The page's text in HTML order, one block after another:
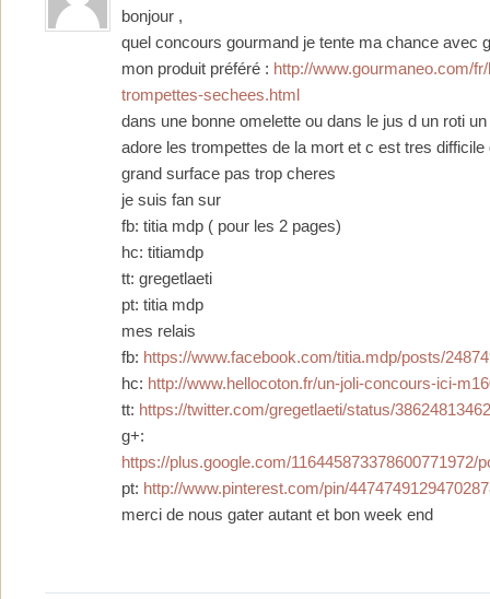
bonjour ,
quel concours gourmand je tente ma chance avec
mon produit préféré : http://www.gourmaneo.com/
trompettes-sechees.html
dans une bonne omelette ou dans le jus d un roti
adore les trompettes de la mort et c est tres difficile
grand surface pas trop cheres
je suis fan sur
fb: titia mdp ( pour les 2 pages)
hc: titiamdp
tt: gregetlaeti
pt: titia mdp
mes relais
fb: https://www.facebook.com/titia.mdp/posts/
hc: http://www.hellocoton.fr/un-joli-concours-ici-
tt: https://twitter.com/gregetlaeti/status/
g+:
https://plus.google.com/116445873378600771972/
pt: http://www.pinterest.com/pin/
merci de nous gater autant et bon week end